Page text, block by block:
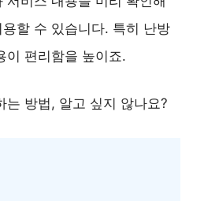
할 수 있습니다. 특히 난방
이 편리함을 높이죠.
는 방법, 알고 싶지 않나요?